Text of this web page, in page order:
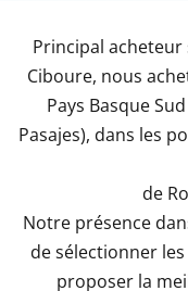
Principal acheteur
Ciboure, nous
Pays Basque
Pasajes), dans les
de
Notre présence
de sélectionner
proposer la